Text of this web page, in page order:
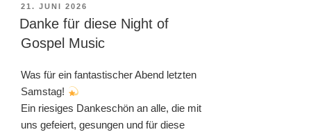
VERÖFFENTLICHT
AM
21. JUNI 2026
Danke für diese Night of
Gospel Music
Was für ein fantastischer Abend letzten
Samstag!
Ein riesiges Dankeschön an alle, die mit
uns gefeiert, gesungen und für diese